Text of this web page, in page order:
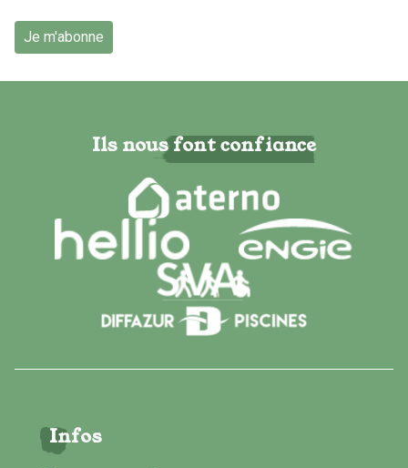
Je m'abonne
Ils nous font confiance
Infos